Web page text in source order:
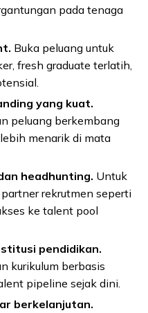
pada tenaga
Buka peluang untuk
fresh graduate terlatih,
yang kuat.
peluang berkembang
menarik di mata
headhunting. Untuk
rekrutmen seperti
ke talent pool
pendidikan.
kurikulum berbasis
pipeline sejak dini.
berkelanjutan.